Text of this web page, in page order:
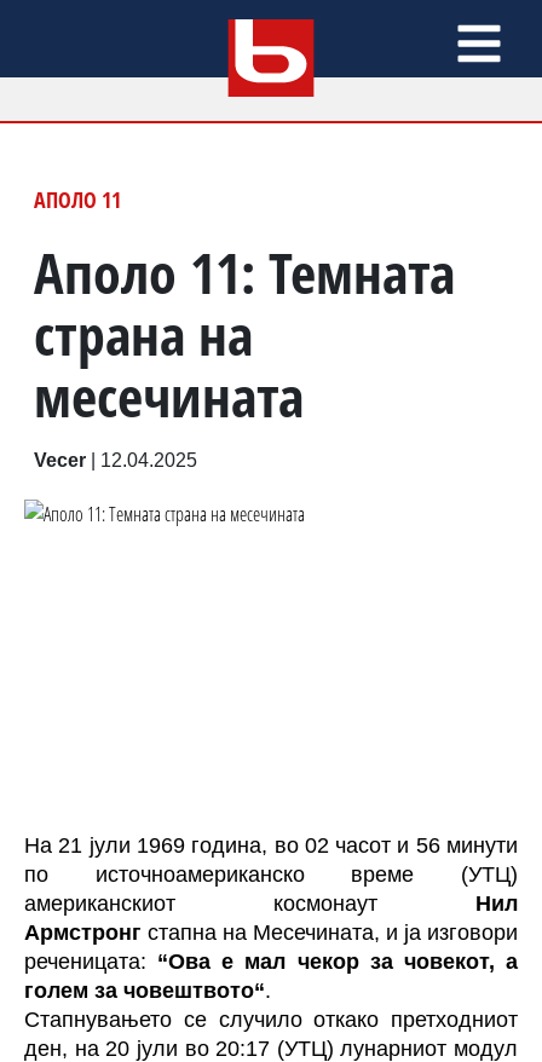
АПОЛО 11
Аполо 11: Темната
страна на
месечината
Vecer 12.04.2025
На 21 јули 1969 година, во 02 часот и 56 минути
по источноамериканско време (УТЦ)
американскиот космонаут Нил
Армстронг стапна на Месечината, и ја изговори
реченицата: “Ова е мал чекор за човекот, а
голем за човештвото“.
Стапнувањето се случило откако претходниот
ден, на 20 јули во 20:17 (УТЦ) лунарниот модул